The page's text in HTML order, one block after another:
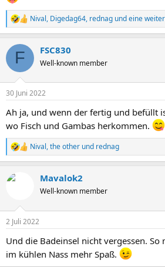
R
e
k
i
e
:
Nival, Digedag64, rednag und eine
F FSC830
Well-known member
30 Juni 2022
Ah ja, und wenn der fertig und befüllt
wo Fisch und Gambas herkommen.
R
e
k
e
:
Nival,the other und rednag
Mavalok2
Well-known member
2 Juli 2022
Und die Badeinsel nicht vergessen. So
im kühlen Nass mehr Spaß.